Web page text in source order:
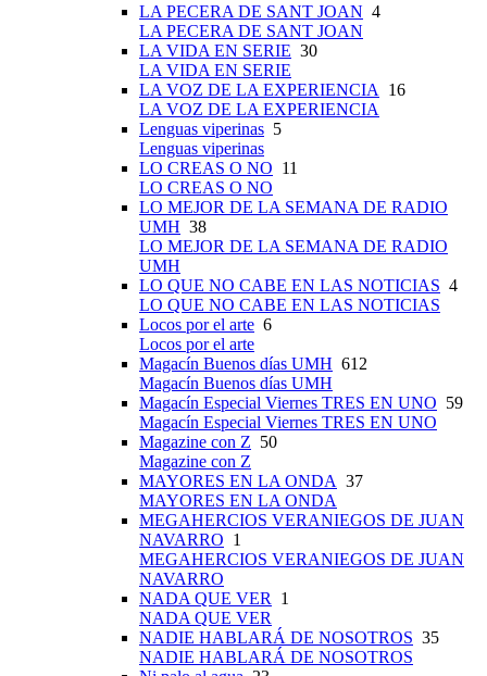
LA PECERA DE SANT JOAN 4
LA PECERA DE SANT JOAN
LA VIDA EN SERIE 30
LA VIDA EN SERIE
LA VOZ DE LA EXPERIENCIA
16
LA VOZ DE LA EXPERIENCIA
Lenguas viperinas 5
Lenguas viperinas
LO CREAS O NO 11
LO CREAS O NO
LO MEJOR DE LA SEMANA DE RADIO
UMH 38
LO MEJOR DE LA SEMANA DE RADIO
UMH
LO QUE NO CABE EN LAS NOTICIAS 4
LO QUE NO CABE EN LAS NOTICIAS
Locos por el arte 6
Locos por el arte
Magacín Buenos días UMH 612
Magacín Buenos días UMH
Magacín Especial Viernes TRES EN UNO 59
Magacín Especial Viernes TRES EN UNO
Magazine con Z 50
Magazine con Z
MAYORES EN LA ONDA 37
MAYORES EN LA ONDA
MEGAHERCIOS VERANIEGOS DE JUAN
NAVARRO 1
MEGAHERCIOS VERANIEGOS DE JUAN
NAVARRO
NADA QUE VER
1
NADA QUE VER
NADIE HABLARÁ DE NOSOTROS 35
NADIE HABLARÁ DE NOSOTROS